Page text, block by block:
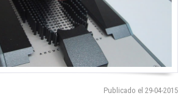
Publicado el 29-04-2015